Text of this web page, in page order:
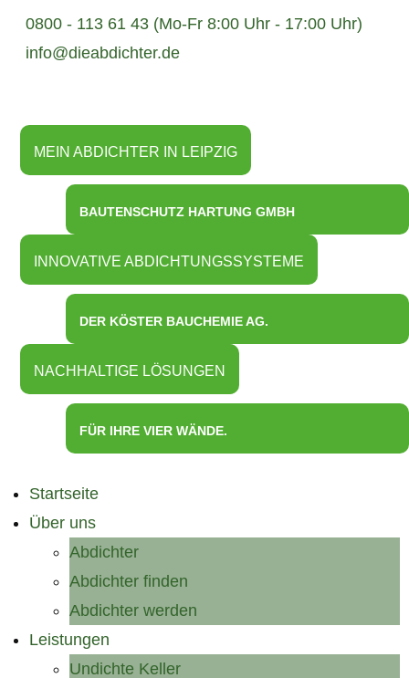
0800 - 113 61 43 (Mo-Fr 8:00 Uhr - 17:00 Uhr)
info@dieabdichter.de
MEIN ABDICHTER IN LEIPZIG
BAUTENSCHUTZ HARTUNG GMBH
INNOVATIVE ABDICHTUNGSSYSTEME
DER KÖSTER BAUCHEMIE AG.
NACHHALTIGE LÖSUNGEN
FÜR IHRE VIER WÄNDE.
Startseite
Über uns
Abdichter
Abdichter finden
Abdichter werden
Leistungen
Undichte Keller